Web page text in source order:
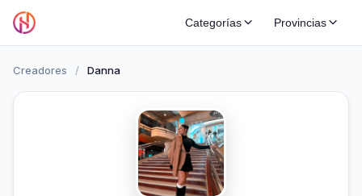
Categorías Provincias
Creadores / Danna